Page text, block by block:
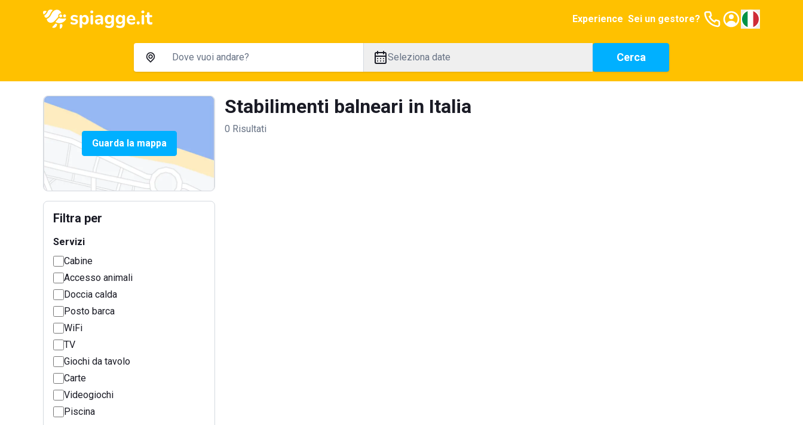
Experience Sei un gestore?
Seleziona date Cerca
Guarda la mappa
Filtra per
Servizi
Cabine
Accesso animali
Doccia calda
Posto barca
WiFi
TV
Giochi da tavolo
Carte
Videogiochi
Piscina
Stabilimenti balneari in Italia
0 Risultati